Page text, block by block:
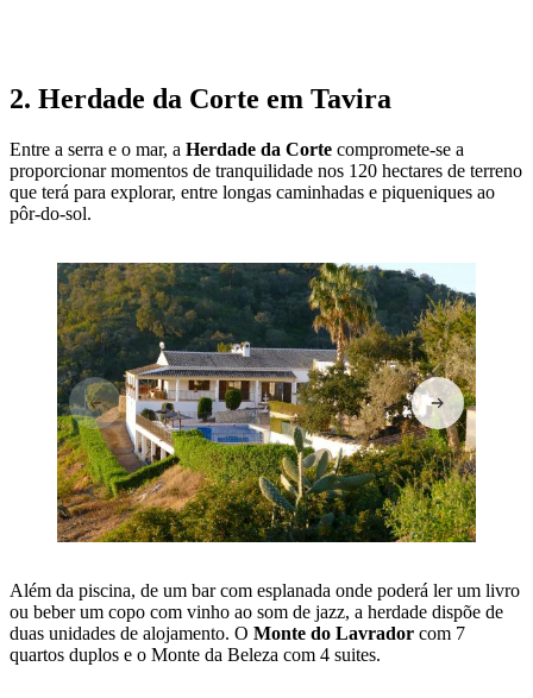
2. Herdade da Corte em Tavira
Entre a serra e o mar, a Herdade da Corte compromete-se a
proporcionar momentos de tranquilidade nos 120 hectares de terreno
que terá para explorar, entre longas caminhadas e piqueniques ao
pôr-do-sol.
Além da piscina, de um bar com esplanada onde poderá ler um livro
ou beber um copo com vinho ao som de jazz, a herdade dispõe de
duas unidades de alojamento. O Monte do Lavrador com 7
quartos duplos e o Monte da Beleza com 4 suites.